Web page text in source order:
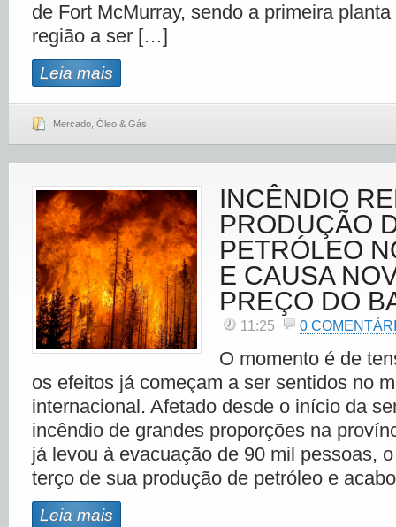
de Fort McMurray, sendo a primeira
região a ser […]
Leia mais
Mercado Óleo & Gás
INCÊNDIO
PRODUÇÃO
PETRÓLEO
E CAUSA
PREÇO DO
11:25 0
O momento é de
os efeitos já começam a ser sentidos no
internacional. Afetado desde o início da
incêndio de grandes proporções na
já levou à evacuação de 90 mil pessoas,
terço de sua produção de petróleo e
Leia mais